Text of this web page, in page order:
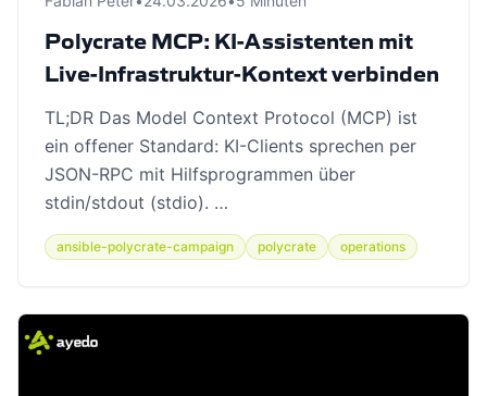
Polycrate MCP: KI-Assistenten mit
Live-Infrastruktur-Kontext verbinden
TL;DR Das Model Context Protocol (MCP) ist
ein offener Standard: KI-Clients sprechen per
JSON-RPC mit Hilfsprogrammen über
stdin/stdout (stdio). …
ansible-polycrate-campaign polycrate operations